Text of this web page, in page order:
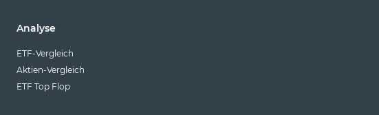
Analyse
ETF-Vergleich
Aktien-Vergleich
ETF Top Flop